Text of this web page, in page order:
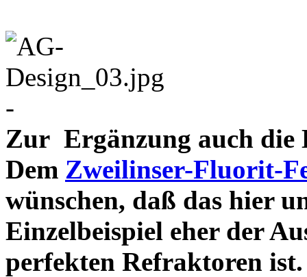
-
Zur Ergänzung auch die
Dem Zweilinser-Fluorit-
wünschen, daß das hier
Einzelbeispiel eher der
perfekten